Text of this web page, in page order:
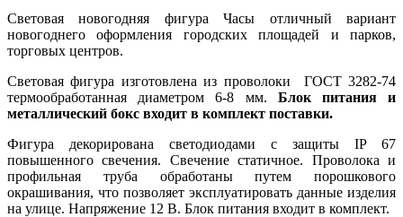
Световая новогодняя фигура Часы отличный вариант
новогоднего оформления городских площадей и парков,
торговых центров.
Световая фигура изготовлена из проволоки ГОСТ 3282-74
термообработанная диаметром 6-8 мм. Блок питания и
металлический бокс входит в комплект поставки.
Фигура декорирована светодиодами с защиты IP 67
повышенного свечения. Свечение статичное. Проволока и
профильная труба обработаны путем порошкового
окрашивания, что позволяет эксплуатировать данные изделия
на улице. Напряжение 12 В. Блок питания входит в комплект.